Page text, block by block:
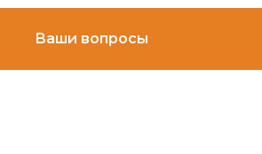
Ваши вопросы